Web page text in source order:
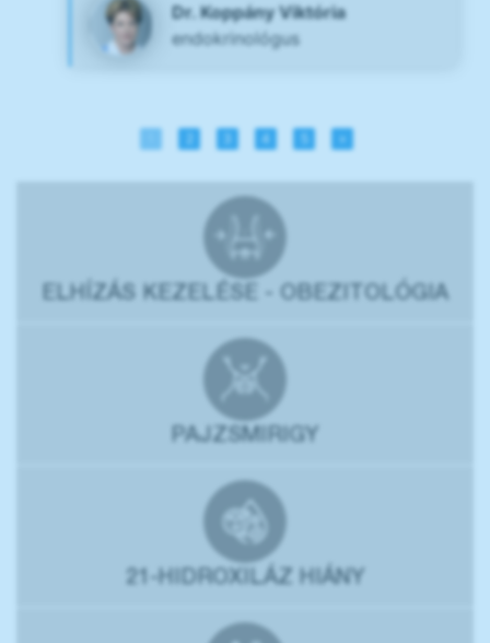
Dr. Koppány Viktória
endokrinológus
4 »
ELHÍZÁS KEZELÉSE - OBEZITOLÓGIA
PAJZSMIRIGY
21-HIDROXILÁZ HIÁNY